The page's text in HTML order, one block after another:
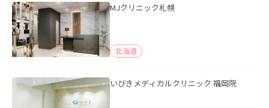
MJクリニック札幌
北海道
いびきメディカルクリニック 福岡院